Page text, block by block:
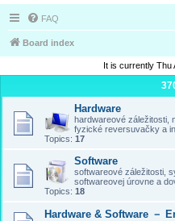
FAQ
Board index
It is currently Thu
Hardware
hardwareové záležitosti,
fyzické reversuvačky a
Topics: 17
Software
softwareové záležitosti,
softwareovej úrovne a
Topics: 18
Hardware & Software －